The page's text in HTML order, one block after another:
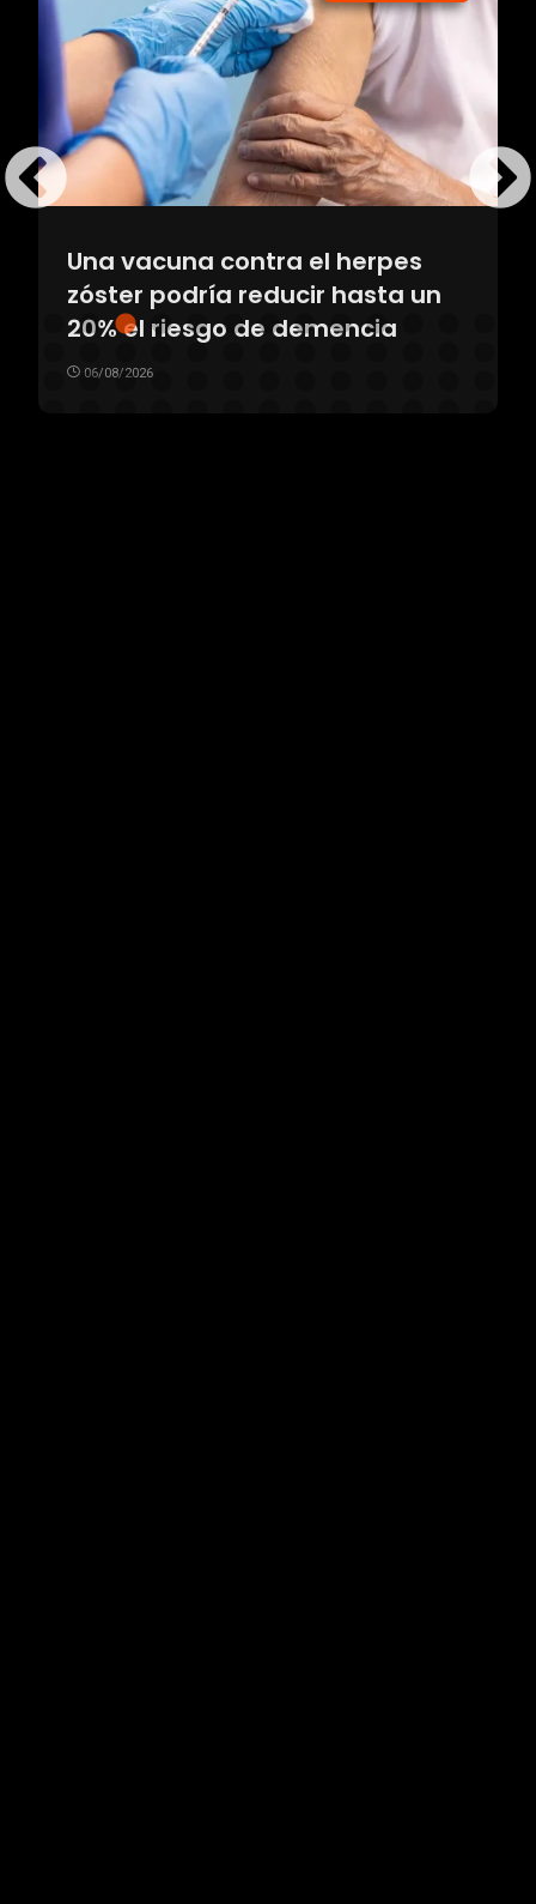
Una vacuna contra el herpes
zóster podría reducir hasta un
20% el riesgo de demencia
06/08/2026